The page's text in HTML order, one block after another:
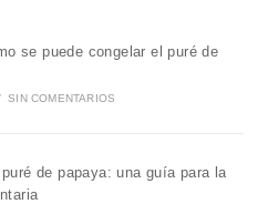
se puede congelar el puré de
SIN COMENTARIOS
de papaya: una guía para la